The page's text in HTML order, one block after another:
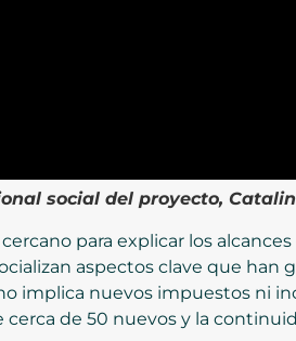
social del proyecto,
para explicar los
aspectos clave que
implica nuevos impuestos ni
de 50 nuevos y la